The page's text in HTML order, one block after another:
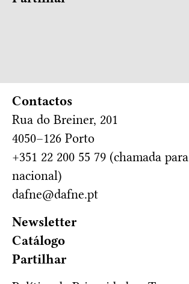
Contactos
Rua do Breiner, 201
4050–126 Porto
+351 22 200 55 79 (chamada
nacional)
dafne@dafne.pt
Newsletter
Catálogo
Partilhar